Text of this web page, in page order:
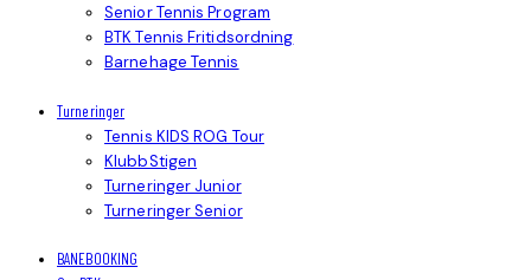
Senior Tennis Program
BTK Tennis Fritidsordning
Barnehage Tennis
Turneringer
Tennis KIDS ROG Tour
KlubbStigen
Turneringer Junior
Turneringer Senior
BANEBOOKING